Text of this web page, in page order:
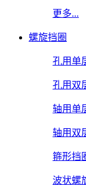
更多...
螺旋挡圈
孔用单
孔用双
轴用单
轴用双
箍形挡
波状螺